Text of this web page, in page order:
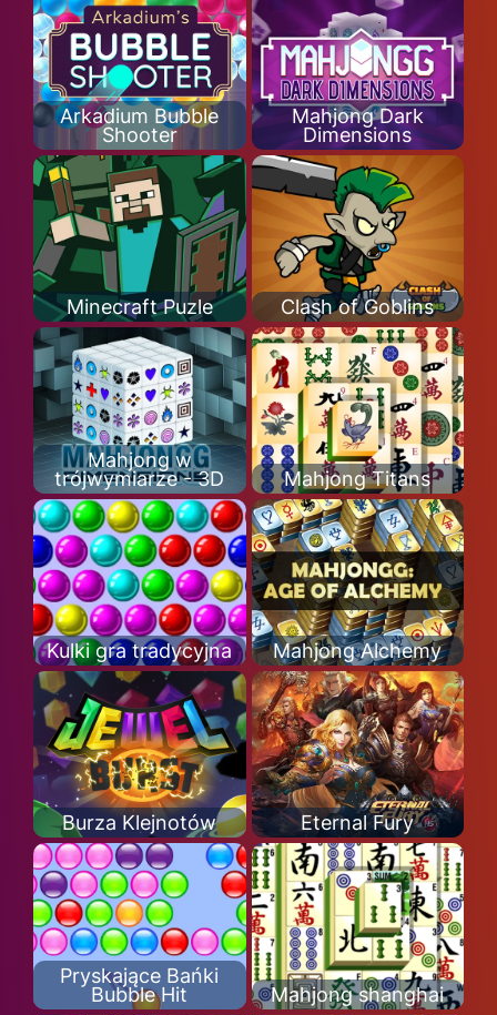
Arkadium Bubble
Shooter
Mahjong Dark
Dimensions
Minecraft Puzle Clash of Goblins
Mahjong w
trójwymiarze - 3D
Mahjong Titans
Kulki gra tradycyjna Mahjong Alchemy
Burza Klejnotów Eternal Fury
Pryskające Bańki
Bubble Hit
Mahjong shanghai